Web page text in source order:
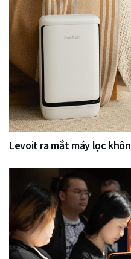
Levoit ra mắt máy lọc